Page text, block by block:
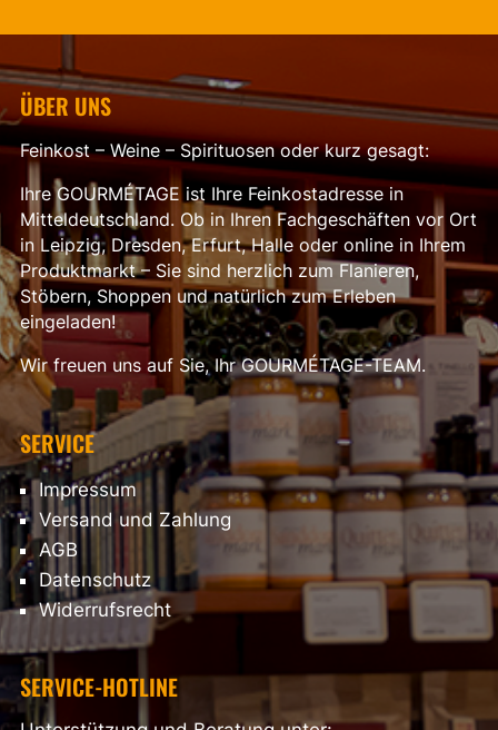
ÜBER UNS
Feinkost – Weine – Spirituosen oder kurz gesagt:
Ihre GOURMÉTAGE ist Ihre Feinkostadresse in
Mitteldeutschland. Ob in Ihren Fachgeschäften vor Ort
in Leipzig, Dresden, Erfurt, Halle oder online in Ihrem
Produktmarkt – Sie sind herzlich zum Flanieren,
Stöbern, Shoppen und natürlich zum Erleben
eingeladen!
Wir freuen uns auf Sie, Ihr GOURMÉTAGE-TEAM.
SERVICE
Impressum
Versand und Zahlung
AGB
Datenschutz
Widerrufsrecht
SERVICE-HOTLINE